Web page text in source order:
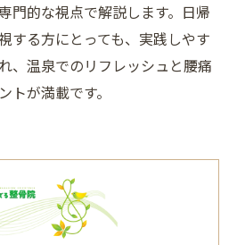
門的な視点で解説します。日帰
する方にとっても、実践しやす
、温泉でのリフレッシュと腰痛
トが満載です。